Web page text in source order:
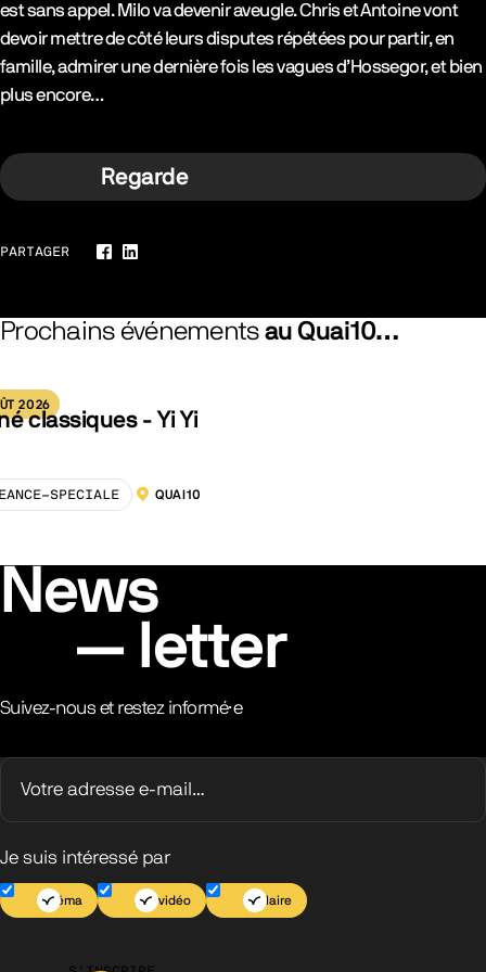
est sans appel. Milo va devenir aveugle. Chris et Antoine vont
devoir mettre de côté leurs disputes répétées pour partir, en
famille, admirer une dernière fois les vagues d’Hossegor, et bien
plus encore…
Regarde
PARTAGER
Facebook
LinkedIn
Prochains événements au Quai10…
2026
classiques - Yi Yi
SPECIALE LOCALISATION :
QUAI10
News
letter
Suivez-nous et restez informé·e
Je suis intéressé par
Cinéma Jeu vidéo Scolaire